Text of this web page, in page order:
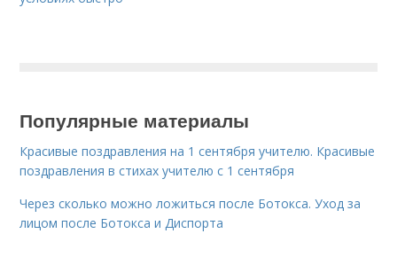
Популярные материалы
Красивые поздравления на 1 сентября учителю. Красивые
поздравления в стихах учителю с 1 сентября
Через сколько можно ложиться после Ботокса. Уход за
лицом после Ботокса и Диспорта